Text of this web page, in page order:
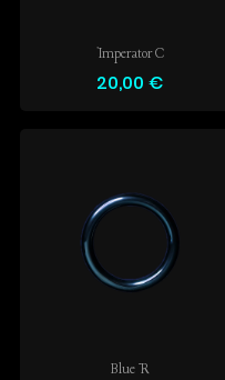
Imperator C
20,00 €
Blue R